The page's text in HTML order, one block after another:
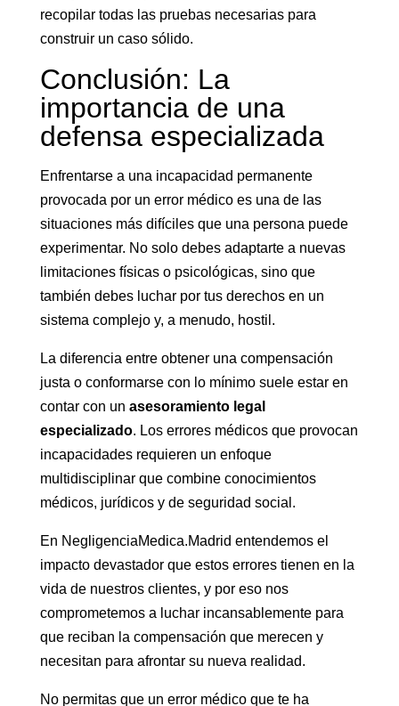
recopilar todas las pruebas necesarias para
construir un caso sólido.
Conclusión: La
importancia de una
defensa especializada
Enfrentarse a una incapacidad permanente
provocada por un error médico es una de las
situaciones más difíciles que una persona puede
experimentar. No solo debes adaptarte a nuevas
limitaciones físicas o psicológicas, sino que
también debes luchar por tus derechos en un
sistema complejo y, a menudo, hostil.
La diferencia entre obtener una compensación
justa o conformarse con lo mínimo suele estar en
contar con un asesoramiento legal
especializado. Los errores médicos que provocan
incapacidades requieren un enfoque
multidisciplinar que combine conocimientos
médicos, jurídicos y de seguridad social.
En NegligenciaMedica.Madrid entendemos el
impacto devastador que estos errores tienen en la
vida de nuestros clientes, y por eso nos
comprometemos a luchar incansablemente para
que reciban la compensación que merecen y
necesitan para afrontar su nueva realidad.
No permitas que un error médico que te ha